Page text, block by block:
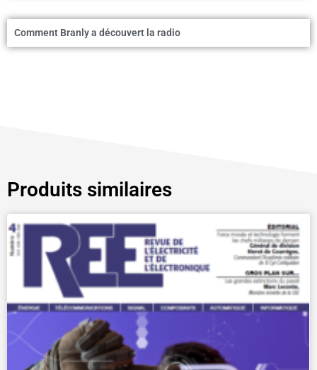
Comment Branly a découvert la radio
Produits similaires